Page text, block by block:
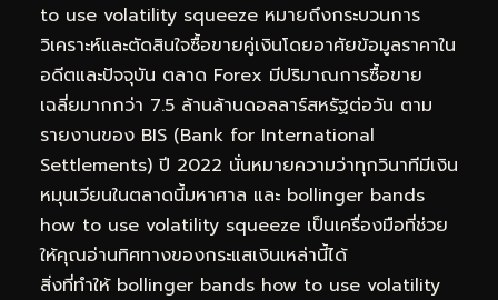
to use volatility squeeze หมายถึงกระบวนการ
วิเคราะห์และตัดสินใจซื้อขายคู่เงินโดยอาศัยข้อมูลราคาใน
อดีตและปัจจุบัน ตลาด Forex มีปริมาณการซื้อขาย
เฉลี่ยมากกว่า 7.5 ล้านล้านดอลลาร์สหรัฐต่อวัน ตาม
รายงานของ BIS (Bank for International
Settlements) ปี 2022 นั่นหมายความว่าทุกวินาทีมีเงิน
หมุนเวียนในตลาดนี้มหาศาล และ bollinger bands
how to use volatility squeeze เป็นเครื่องมือที่ช่วย
ให้คุณอ่านทิศทางของกระแสเงินเหล่านี้ได้
สิ่งที่ทำให้ bollinger bands how to use volatility